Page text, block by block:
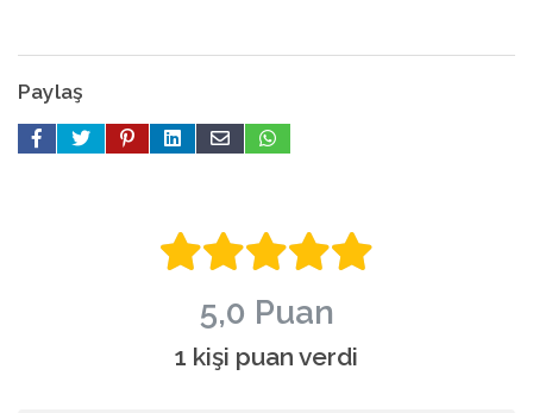
Paylaş
5,0 Puan
1 kişi puan verdi